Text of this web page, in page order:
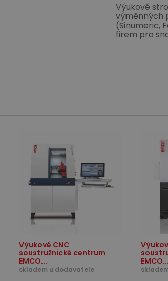
Výukové
výměnných
(Sinumeric,
firem pro
Výukové CNC
soustružnické centrum
EMCO...
skladem u dodavatele
EMCO...